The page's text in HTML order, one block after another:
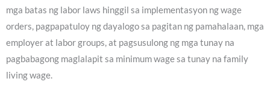
mga batas ng labor laws hinggil sa implementasyon ng wage
orders, pagpapatuloy ng dayalogo sa pagitan ng pamahalaan, mga
employer at labor groups, at pagsusulong ng mga tunay na
pagbabagong maglalapit sa minimum wage sa tunay na family
living wage.